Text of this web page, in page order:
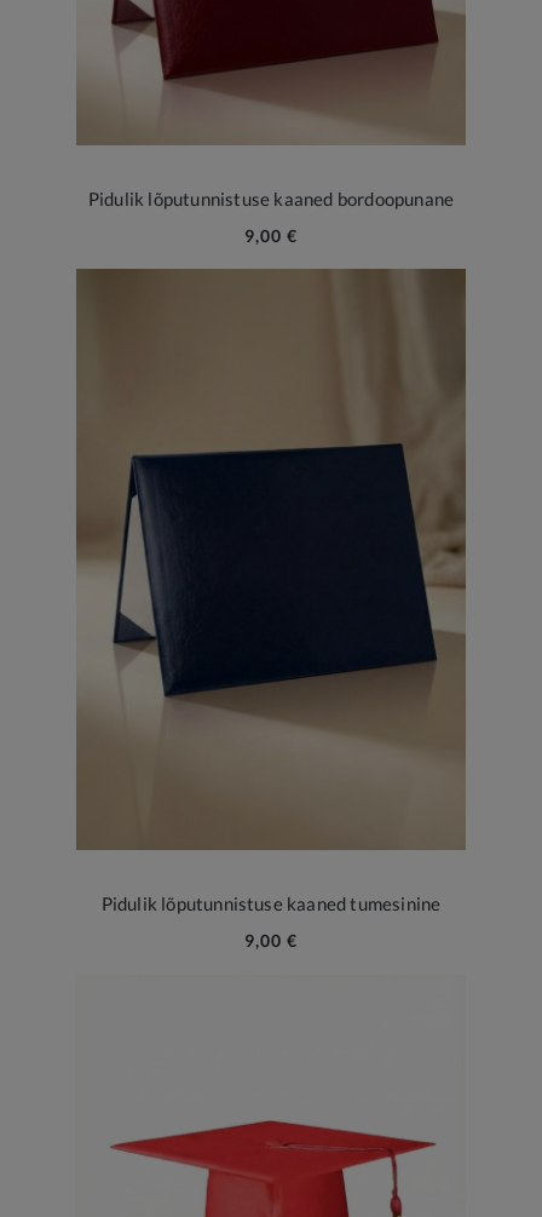
Pidulik lõputunnistuse kaaned bordoopunane
9,00 €
Pidulik lõputunnistuse kaaned tumesinine
9,00 €